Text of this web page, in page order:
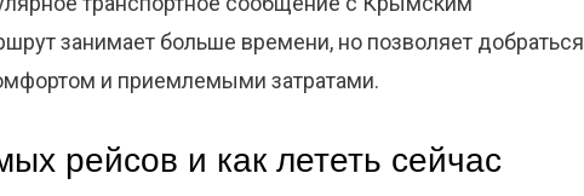
занимает больше времени, но позволяет добраться
и приемлемыми затратами.
рейсов и как лететь сейчас